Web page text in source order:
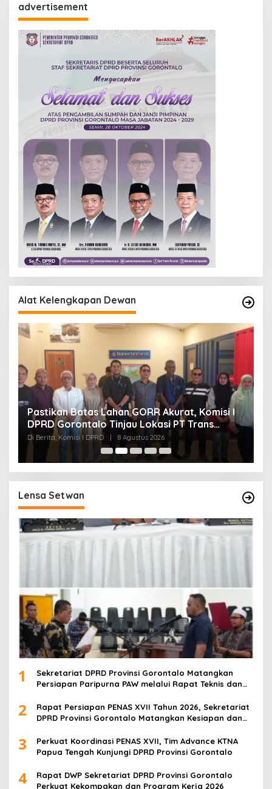
advertisement
Alat Kelengkapan Dewan
Pastikan Batas Lahan GORR Akurat, Komisi I
DPRD Gorontalo Tinjau Lokasi PT Trans
Continent.
Di Berita, Komisi I DPRD | 8 Agustus 2026
Lensa Setwan
1
Sekretariat DPRD Provinsi Gorontalo Matangkan
Persiapan Paripurna PAW melalui Rapat Teknis dan
2
Rapat Persiapan PENAS XVII Tahun 2026, Sekretariat
DPRD Provinsi Gorontalo Matangkan Kesiapan dan
3
Perkuat Koordinasi PENAS XVII, Tim Advance KTNA
Papua Tengah Kunjungi DPRD Provinsi Gorontalo
4
Rapat DWP Sekretariat DPRD Provinsi Gorontalo
Perkuat Kekompakan dan Program Kerja 2026